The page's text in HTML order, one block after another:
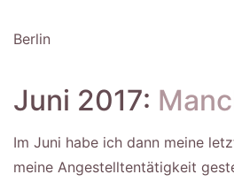
Berlin
Juni 2017:
Im Juni habe ich dann meine
meine Angestelltentätigkeit